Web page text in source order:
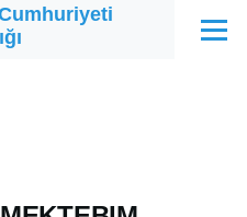
Menü